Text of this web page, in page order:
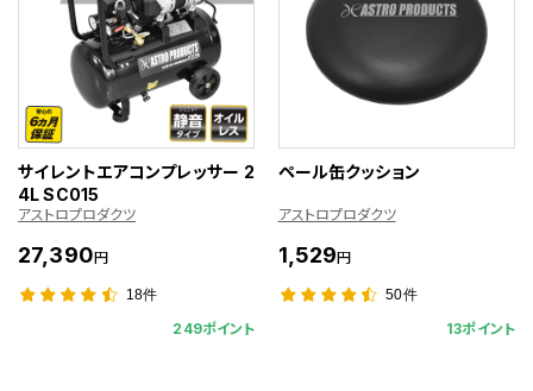
サイレントエアコンプレッサー 2
4L SC015
アストロプロダクツ
27,390円
18件
249ポイント
ペール缶クッション
アストロプロダクツ
1,529円
50件
13ポイント